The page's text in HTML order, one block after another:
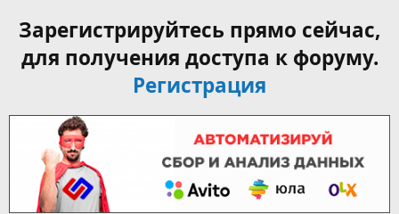
Зарегистрируйтесь прямо сейчас,
для получения доступа к форуму.
Регистрация